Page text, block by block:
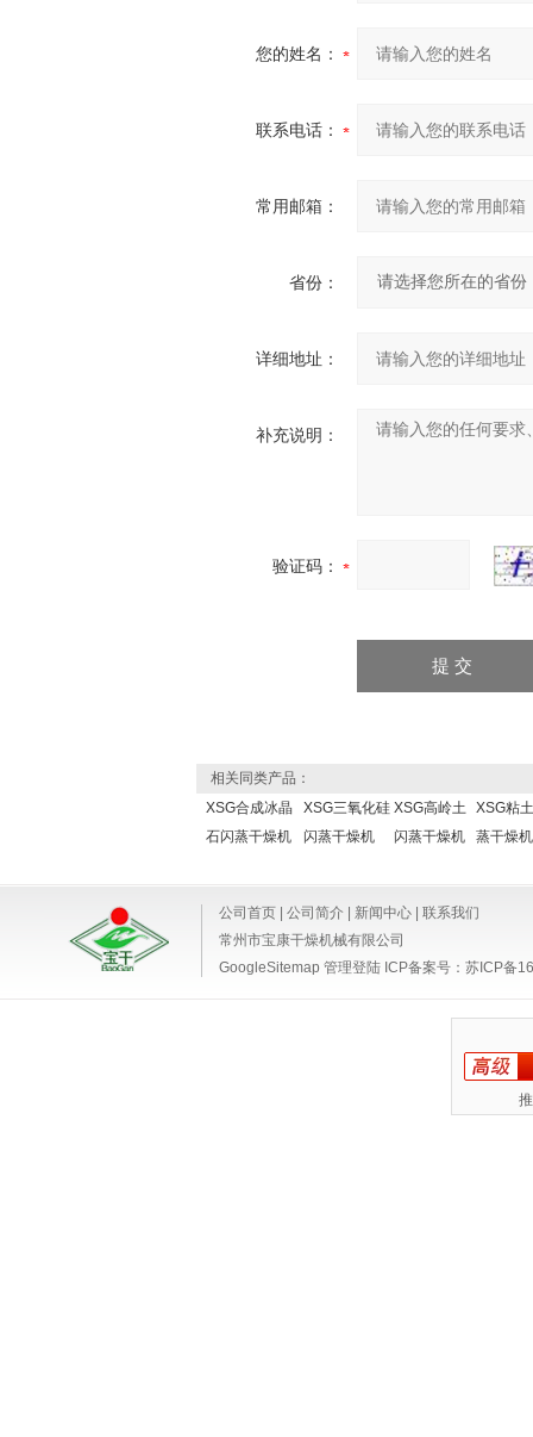
您的姓名：
联系电话：
常用邮箱：
省份：
详细地址：
补充说明：
验证码：
相关同类产品：
XSG合成冰晶
石闪蒸干燥机
XSG三氧化硅
闪蒸干燥机
XSG高岭土
闪蒸干燥机
XSG粘
蒸干燥机
公司首页 公司简介 新闻中心
联系我们
常州市宝康干燥机械有限公司
GoogleSitemap 管理登陆 ICP备案号： 苏ICP备